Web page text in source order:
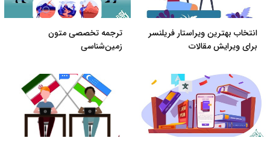
انتخاب بهترین ویراستار فریلنسر
برای ویرایش مقالات
ترجمه تخصصی متون
زمین‌شناسی